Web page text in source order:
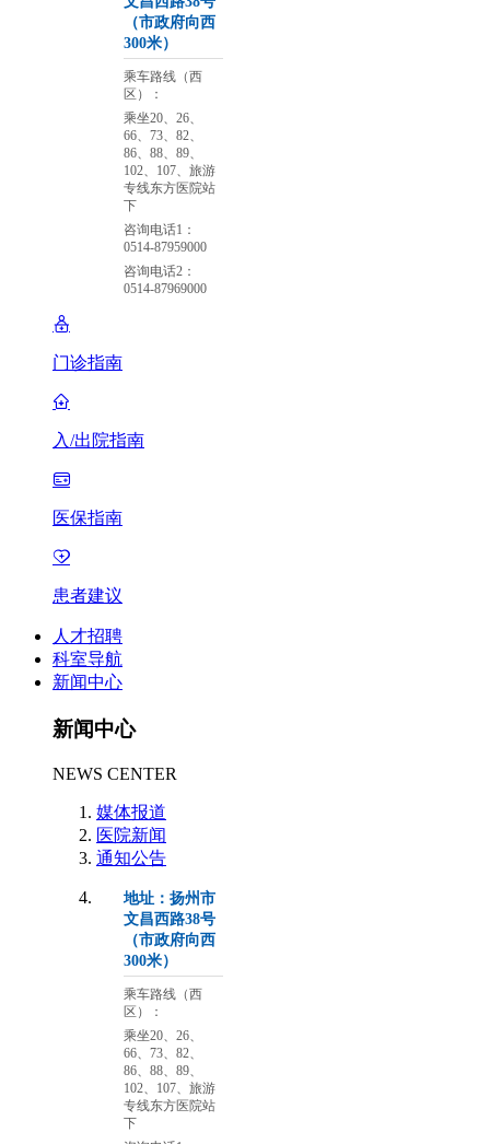
（市政府向西
300米）
乘车路线（西
区）：
乘坐20、26、
66、73、82、
86、88、89、
102、107、旅游
专线东方医院站
下
咨询电话1：
0514-87959000
咨询电话2：
0514-87969000
门诊指南
入/出院指南
医保指南
患者建议
人才招聘
科室导航
新闻中心
新闻中心
NEWS CENTER
媒体报道
医院新闻
通知公告
地址：扬州市
文昌西路38号
（市政府向西
300米）
乘车路线（西
区）：
乘坐20、26、
66、73、82、
86、88、89、
102、107、旅游
专线东方医院站
下